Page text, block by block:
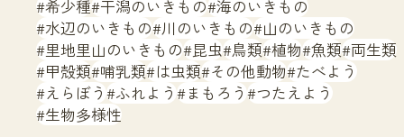
希少種 干潟のいきもの 海のいきもの
水辺のいきもの 川のいきもの 山のいきもの
里地里山のいきもの 昆虫 鳥類 植物 魚類 両生類
甲殻類 哺乳類 は虫類 その他動物 たべよう
えらぼう ふれよう まもろう つたえよう
生物多様性